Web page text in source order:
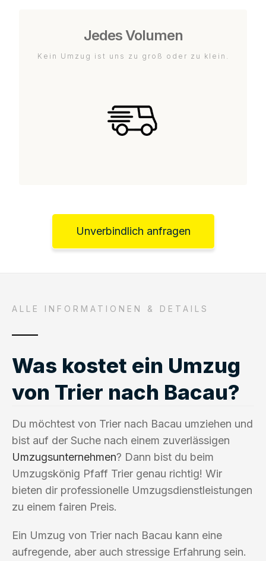
Jedes Volumen
Kein Umzug ist uns zu groß oder zu klein.
Unverbindlich anfragen
ALLE INFORMATIONEN & DETAILS
Was kostet ein Umzug
von Trier nach Bacau?
Du möchtest von Trier nach Bacau umziehen und
bist auf der Suche nach einem zuverlässigen
Umzugsunternehmen? Dann bist du beim
Umzugskönig Pfaff Trier genau richtig! Wir
bieten dir professionelle Umzugsdienstleistungen
zu einem fairen Preis.
Ein Umzug von Trier nach Bacau kann eine
aufregende, aber auch stressige Erfahrung sein.